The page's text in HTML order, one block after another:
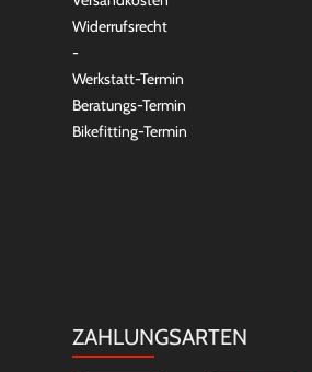
Widerrufsrecht
-
Werkstatt-Termin
Beratungs-Termin
Bikefitting-Termin
ZAHLUNGSARTEN